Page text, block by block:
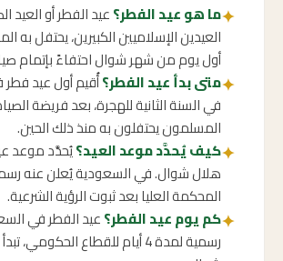
✦ما هو عيد الفطر؟عيد الفطر أو العيد
العيدين الإسلاميين الكبيرين، يحتفل
أول يوم من شهر شوال احتفاءً بإتمام
✦متى بدأ عيد الفطر؟أُقيم أول عيد فطر
في السنة الثانية للهجرة، بعد فريضة
المسلمون يحتفلون به منذ ذلك الحين.
✦كيف يُحدَّد موعد العيد؟يُحدَّد موعد
هلال شوال. في السعودية يُعلن عنه
المحكمة العليا بعد ثبوت الرؤية الشرعية.
✦كم يوم عيد الفطر؟عيد الفطر في
رسمية لمدة 4 أيام للقطاع الحكومي،